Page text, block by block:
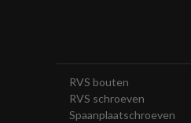
RVS bouten
RVS schroeven
Spaanplaatschroeven